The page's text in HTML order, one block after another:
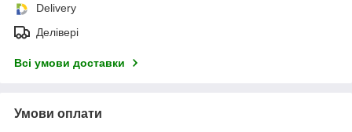
Delivery
Делівері
Всі умови доставки
Умови оплати